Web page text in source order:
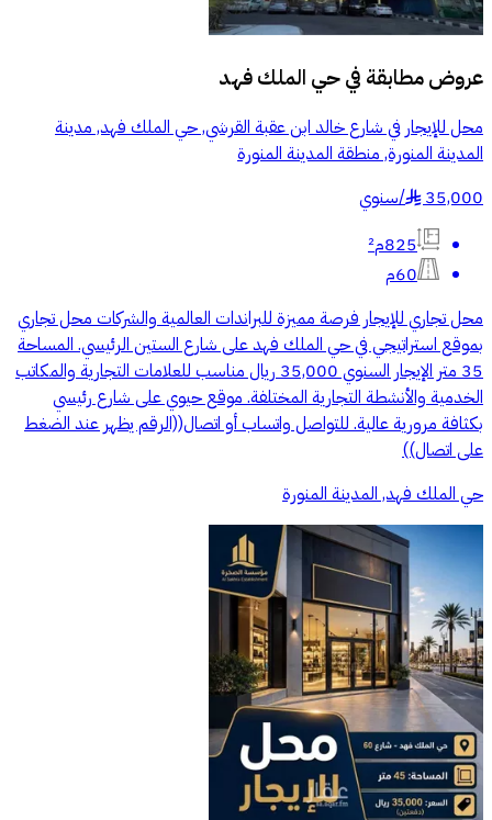
عروض مطابقة فيحي الملك فهد
محل للإيجار في شارع خالد ابن عقبة القرشي, حي الملك فهد, مدينة
المدينة المنورة, منطقة المدينة المنورة
35,000
§
/سنوي
825م²
60م
محل تجاري للإيجار فرصة مميزة للبراندات العالمية والشركات محل تجاري
بموقع استراتيجي في حي الملك فهد على شارع الستين الرئيسي. المساحة
35 متر الإيجار السنوي 35,000 ريال مناسب للعلامات التجارية والمكاتب
الخدمية والأنشطة التجارية المختلفة. موقع حيوي على شارع رئيسي
بكثافة مرورية عالية. للتواصل واتساب أو اتصال((الرقم يظهر عند الضغط
على اتصال))
حي الملك فهد, المدينة المنورة